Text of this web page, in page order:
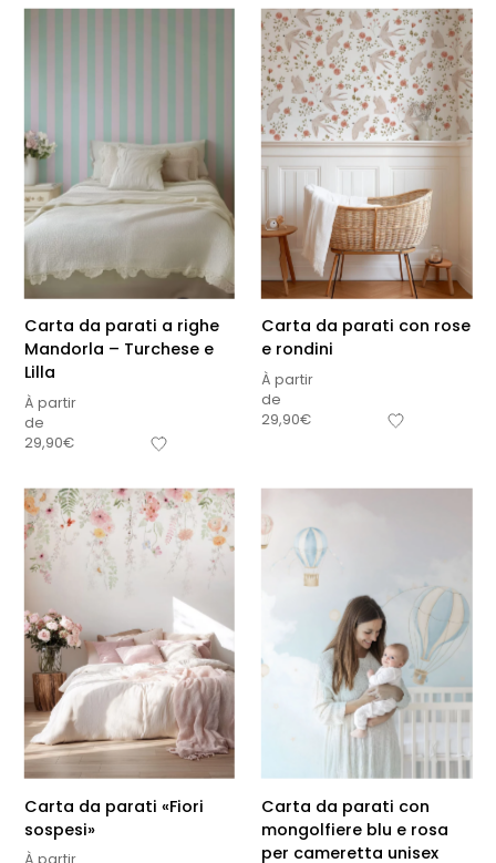
Carta da parati a righe
Mandorla – Turchese e
Lilla
À partir
de
29,90€
Carta da parati con rose
e rondini
À partir
de
29,90€
Carta da parati «Fiori
sospesi»
À partir
Carta da parati con
mongolfiere blu e rosa
per cameretta unisex